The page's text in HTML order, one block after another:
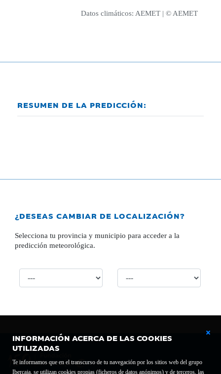
INFORMACIÓN ACERCA DE LAS COOKIES
UTILIZADAS
Te informamos que en el transcurso de tu navegación por los sitios web del grupo
Ibercaja, se utilizan cookies propias (ficheros de datos anónimos) y de terceros, las
Datos climáticos: AEMET | © AEMET
RESUMEN DE LA PREDICCIÓN:
¿DESEAS CAMBIAR DE LOCALIZACIÓN?
Selecciona tu provincia y municipio para acceder a la
predicción meteorológica.